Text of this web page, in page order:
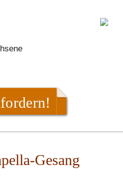
Gesang